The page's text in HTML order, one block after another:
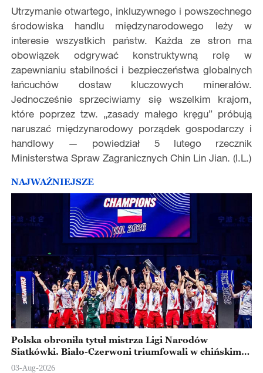
Utrzymanie otwartego, inkluzywnego i powszechnego
środowiska handlu międzynarodowego leży w
interesie wszystkich państw. Każda ze stron ma
obowiązek odgrywać konstruktywną rolę w
zapewnianiu stabilności i bezpieczeństwa globalnych
łańcuchów dostaw kluczowych minerałów.
Jednocześnie sprzeciwiamy się wszelkim krajom,
które poprzez tzw. „zasady małego kręgu” próbują
naruszać międzynarodowy porządek gospodarczy i
handlowy — powiedział 5 lutego rzecznik
Ministerstwa Spraw Zagranicznych Chin Lin Jian. (I.L.)
NAJWAŻNIEJSZE
Polska obroniła tytuł mistrza Ligi Narodów
Siatkówki. Biało-Czerwoni triumfowali w chińskim
Ningbo
03-Aug-2026